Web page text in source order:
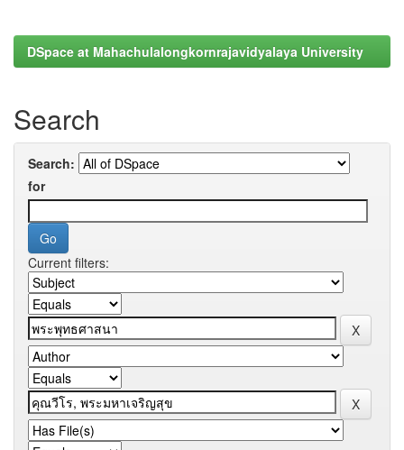
DSpace at Mahachulalongkornrajavidyalaya University
Search
Search:
for
Current filters: